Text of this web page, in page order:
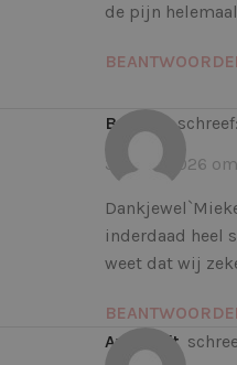
de pijn
Brigitte schreef:
30 juni 2026 om
inderdaad heel
weet dat wij
Avd Drift